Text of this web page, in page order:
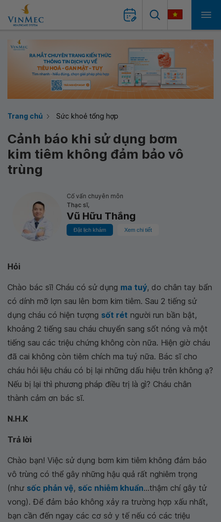
Trang chủ Sức khoẻ tổng hợp
Cảnh báo khi sử dụng bơm
kim tiêm không đảm bảo vô
trùng
Cố vấn chuyên môn
Thạc sĩ,
Vũ Hữu Thắng
Đặt lịch khám Xem chi tiết
Hỏi
Chào bác sĩ! Cháu có sử dụng ma tuý, do chân tay bẩn
có dính mỡ lợn sau lên bơm kim tiêm. Sau 2 tiếng sử
dụng cháu có hiện tượng sốt rét người run bần bật,
khoảng 2 tiếng sau cháu chuyển sang sốt nóng và một
tiếng sau các triệu chứng không còn nữa. Hiện giờ cháu
đã cai không còn tiêm chích ma tuý nữa. Bác sĩ cho
cháu hỏi liệu cháu có bị lại những dấu hiệu trên không ạ?
Nếu bị lại thì phương pháp điều trị là gì? Cháu chân
thành cảm ơn bác sĩ.
N.H.K
Trả lời
Chào bạn! Việc sử dụng bơm kim tiêm không đảm bảo
vô trùng có thể gây những hậu quả rất nghiêm trọng
(như sốc phản vệ, sốc nhiễm khuẩn...thậm chí gây tử
vong). Để đảm bảo không xảy ra trường hợp xấu nhất,
bạn cần đến ngay các cơ sở y tế nếu có các triệu